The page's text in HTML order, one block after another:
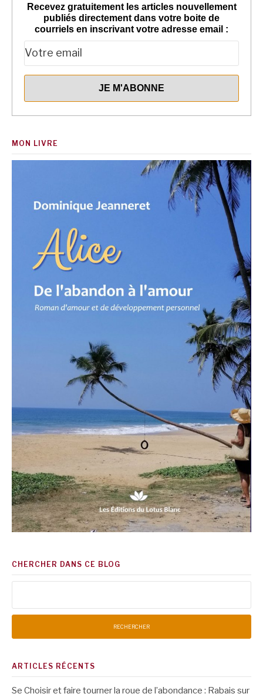
Recevez gratuitement les articles nouvellement
publiés directement dans votre boite de
courriels en inscrivant votre adresse email :
MON LIVRE
CHERCHER DANS CE BLOG
ARTICLES RÉCENTS
Se Choisir et faire tourner la roue de l’abondance : Rabais sur